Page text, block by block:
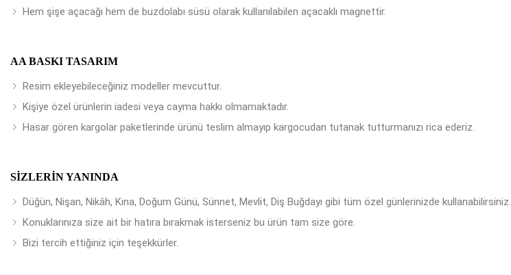
Hem şişe açacağı hem de buzdolabı süsü olarak kullanılabilen açacaklı magnettir.
AA BASKI TASARIM
Resim ekleyebileceğiniz modeller mevcuttur.
Kişiye özel ürünlerin iadesi veya cayma hakkı olmamaktadır.
Hasar gören kargolar paketlerinde ürünü teslim almayıp kargocudan tutanak tutturmanızı rica ederiz.
SIZLERIN YANINDA
Düğün, Nişan, Nikâh, Kına, Doğum Günü, Sünnet, Mevlit, Diş Buğdayı gibi tüm özel günlerinizde kullanabilirsiniz.
Konuklarınıza size ait bir hatıra bırakmak isterseniz bu ürün tam size göre.
Bizi tercih ettiğiniz için teşekkürler.